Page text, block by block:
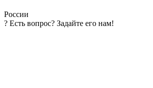
России
? Есть вопрос? Задайте его нам!